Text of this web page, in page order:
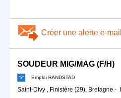
Créer une alerte e-mail
SOUDEUR MIG/MAG (F/H)
Emploi RANDSTAD
Saint-Divy , Finistère (29), Bretagne -